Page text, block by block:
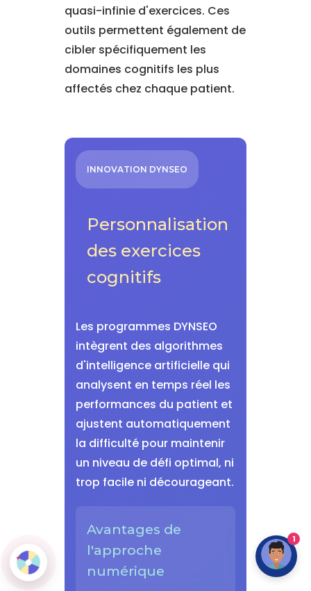
quasi-infinie d'exercices. Ces
outils permettent également de
cibler spécifiquement les
domaines cognitifs les plus
affectés chez chaque patient.
INNOVATION DYNSEO
Personnalisation
des exercices
cognitifs
Les programmes DYNSEO
intègrent des algorithmes
d'intelligence artificielle qui
analysent en temps réel les
performances du patient et
ajustent automatiquement
la difficulté pour maintenir
un niveau de défi optimal, ni
trop facile ni décourageant.
Avantages de
l'approche
numérique
1